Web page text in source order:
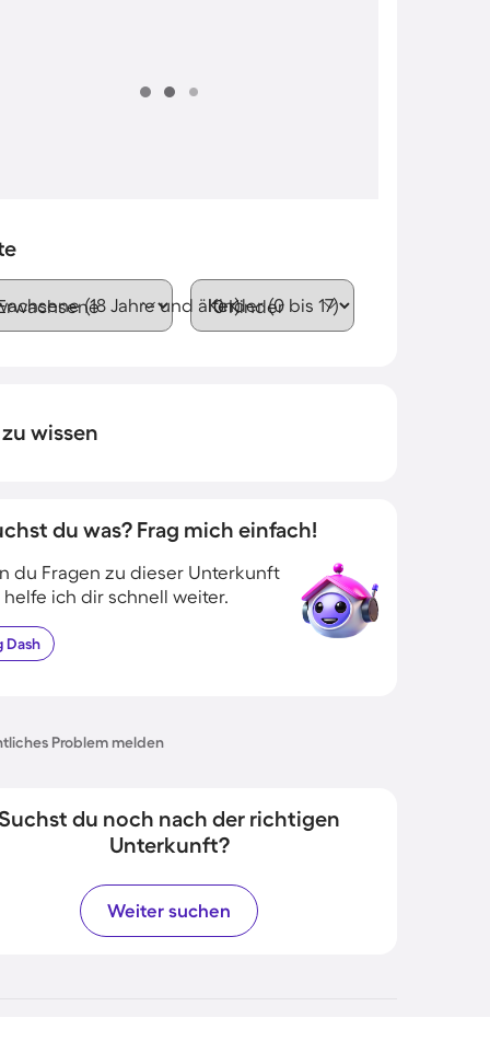
(18 Jahre und älter)Kinder (0 bis 17)
wissen
du was? Frag mich einfach!
du Fragen zu dieser Unterkunft
helfe ich dir schnell weiter.
Dash
Problem melden
du noch nach der richtigen
Unterkunft?
Weiter suchen